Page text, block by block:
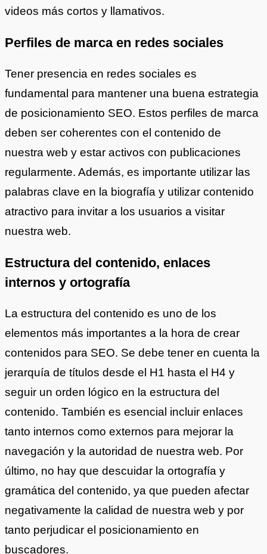
videos más cortos y llamativos.
Perfiles de marca en redes sociales
Tener presencia en redes sociales es
fundamental para mantener una buena estrategia
de posicionamiento SEO. Estos perfiles de marca
deben ser coherentes con el contenido de
nuestra web y estar activos con publicaciones
regularmente. Además, es importante utilizar las
palabras clave en la biografía y utilizar contenido
atractivo para invitar a los usuarios a visitar
nuestra web.
Estructura del contenido, enlaces
internos y ortografía
La estructura del contenido es uno de los
elementos más importantes a la hora de crear
contenidos para SEO. Se debe tener en cuenta la
jerarquía de títulos desde el H1 hasta el H4 y
seguir un orden lógico en la estructura del
contenido. También es esencial incluir enlaces
tanto internos como externos para mejorar la
navegación y la autoridad de nuestra web. Por
último, no hay que descuidar la ortografía y
gramática del contenido, ya que pueden afectar
negativamente la calidad de nuestra web y por
tanto perjudicar el posicionamiento en
buscadores.